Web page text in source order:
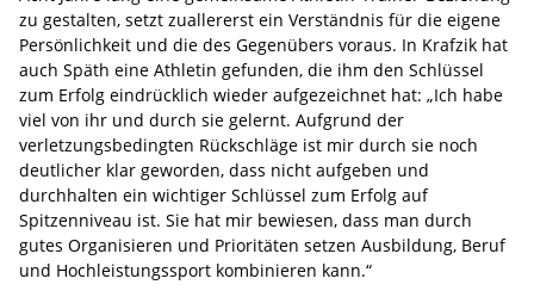
zu gestalten, setzt zuallererst ein Verständnis für die eigene
Persönlichkeit und die des Gegenübers voraus. In Krafzik hat
auch Späth eine Athletin gefunden, die ihm den Schlüssel
zum Erfolg eindrücklich wieder aufgezeichnet hat: „Ich habe
viel von ihr und durch sie gelernt. Aufgrund der
verletzungsbedingten Rückschläge ist mir durch sie noch
deutlicher klar geworden, dass nicht aufgeben und
durchhalten ein wichtiger Schlüssel zum Erfolg auf
Spitzenniveau ist. Sie hat mir bewiesen, dass man durch
gutes Organisieren und Prioritäten setzen Ausbildung, Beruf
und Hochleistungssport kombinieren kann.“